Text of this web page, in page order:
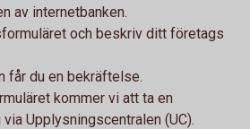
av internetbanken.
och beskriv ditt företags
får du en bekräftelse.
kommer vi att ta en
Upplysningscentralen (UC).